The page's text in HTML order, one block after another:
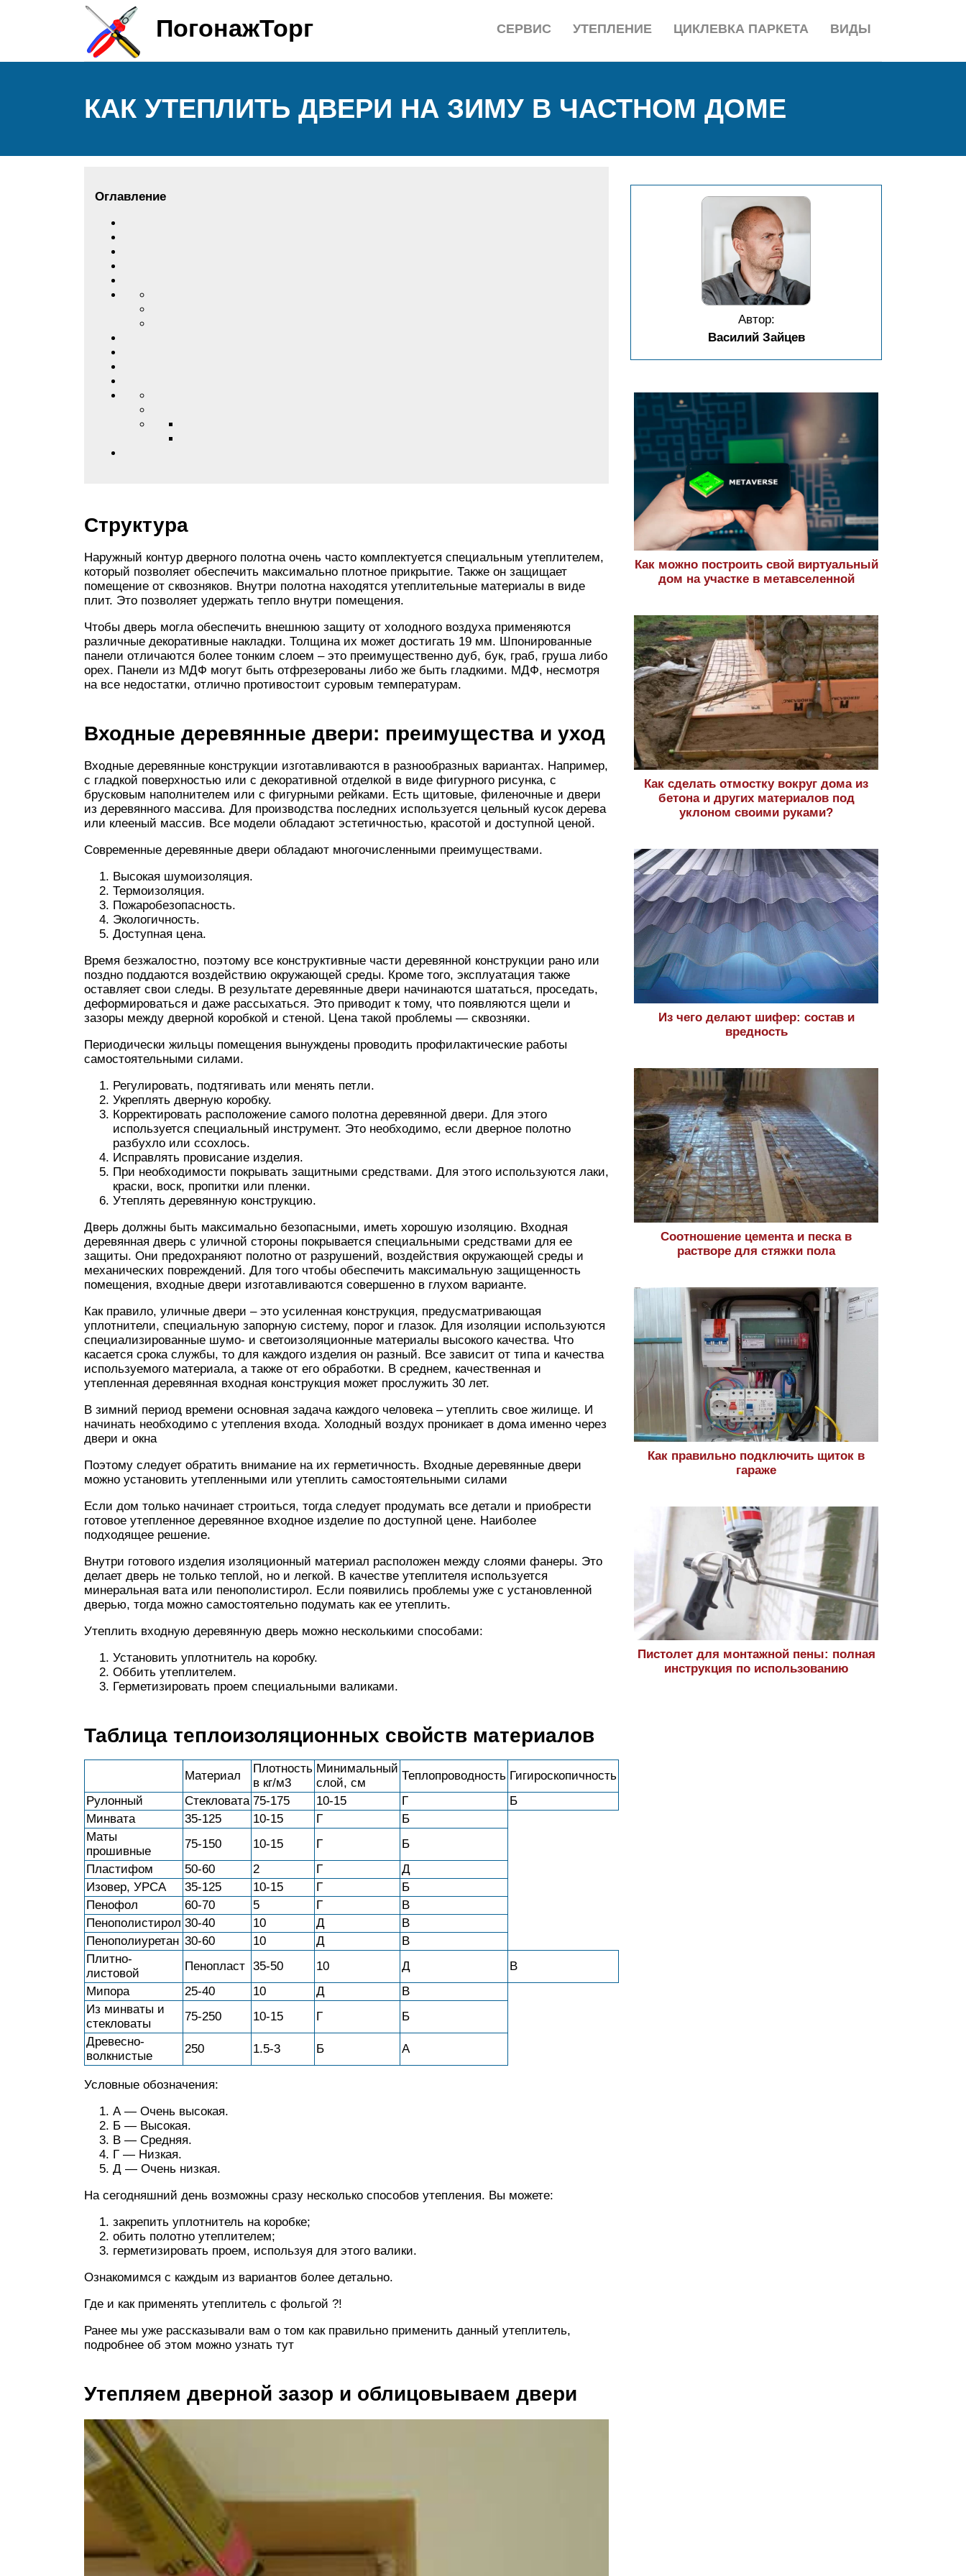
ПогонажТорг ВИДЫ
ЦИКЛЕВКА ПАРКЕТА
УТЕПЛЕНИЕ
СЕРВИС
КАК УТЕПЛИТЬ ДВЕРИ НА ЗИМУ В ЧАСТНОМ ДОМЕ
Оглавление
Структура
Наружный контур дверного полотна очень часто комплектуется специальным утеплителем,
который позволяет обеспечить максимально плотное прикрытие. Также он защищает
помещение от сквозняков. Внутри полотна находятся утеплительные материалы в виде
плит. Это позволяет удержать тепло внутри помещения.
Чтобы дверь могла обеспечить внешнюю защиту от холодного воздуха применяются
различные декоративные накладки. Толщина их может достигать 19 мм. Шпонированные
панели отличаются более тонким слоем – это преимущественно дуб, бук, граб, груша либо
орех. Панели из МДФ могут быть отфрезерованы либо же быть гладкими. МДФ, несмотря
на все недостатки, отлично противостоит суровым температурам.
Входные деревянные двери: преимущества и уход
Входные деревянные конструкции изготавливаются в разнообразных вариантах. Например,
с гладкой поверхностью или с декоративной отделкой в виде фигурного рисунка, с
брусковым наполнителем или с фигурными рейками. Есть щитовые, филеночные и двери
из деревянного массива. Для производства последних используется цельный кусок дерева
или клееный массив. Все модели обладают эстетичностью, красотой и доступной ценой.
Современные деревянные двери обладают многочисленными преимуществами.
Высокая шумоизоляция.
Термоизоляция.
Пожаробезопасность.
Экологичность.
Доступная цена.
Время безжалостно, поэтому все конструктивные части деревянной конструкции рано или
поздно поддаются воздействию окружающей среды. Кроме того, эксплуатация также
оставляет свои следы. В результате деревянные двери начинаются шататься, проседать,
деформироваться и даже рассыхаться. Это приводит к тому, что появляются щели и
зазоры между дверной коробкой и стеной. Цена такой проблемы — сквозняки.
Периодически жильцы помещения вынуждены проводить профилактические работы
самостоятельными силами.
Регулировать, подтягивать или менять петли.
Укреплять дверную коробку.
Корректировать расположение самого полотна деревянной двери. Для этого
используется специальный инструмент. Это необходимо, если дверное полотно
разбухло или ссохлось.
Исправлять провисание изделия.
При необходимости покрывать защитными средствами. Для этого используются лаки,
краски, воск, пропитки или пленки.
Утеплять деревянную конструкцию.
Дверь должны быть максимально безопасными, иметь хорошую изоляцию. Входная
деревянная дверь с уличной стороны покрывается специальными средствами для ее
защиты. Они предохраняют полотно от разрушений, воздействия окружающей среды и
механических повреждений. Для того чтобы обеспечить максимальную защищенность
помещения, входные двери изготавливаются совершенно в глухом варианте.
Как правило, уличные двери – это усиленная конструкция, предусматривающая
уплотнители, специальную запорную систему, порог и глазок. Для изоляции используются
специализированные шумо- и светоизоляционные материалы высокого качества. Что
касается срока службы, то для каждого изделия он разный. Все зависит от типа и качества
используемого материала, а также от его обработки. В среднем, качественная и
утепленная деревянная входная конструкция может прослужить 30 лет.
В зимний период времени основная задача каждого человека – утеплить свое жилище. И
начинать необходимо с утепления входа. Холодный воздух проникает в дома именно через
двери и окна
Поэтому следует обратить внимание на их герметичность. Входные деревянные двери
можно установить утепленными или утеплить самостоятельными силами
Если дом только начинает строиться, тогда следует продумать все детали и приобрести
готовое утепленное деревянное входное изделие по доступной цене. Наиболее
подходящее решение.
Внутри готового изделия изоляционный материал расположен между слоями фанеры. Это
делает дверь не только теплой, но и легкой. В качестве утеплителя используется
минеральная вата или пенополистирол. Если появились проблемы уже с установленной
дверью, тогда можно самостоятельно подумать как ее утеплить.
Утеплить входную деревянную дверь можно несколькими способами:
Установить уплотнитель на коробку.
Оббить утеплителем.
Герметизировать проем специальными валиками.
Таблица теплоизоляционных свойств материалов
Материал
Плотность
в кг/м3
Минимальный
слой, см
Теплопроводность Гигироскопичность
Рулонный
Стекловата 75-175 10-15 Г
Б
Минвата
35-125 10-15 Г
Б
Маты
прошивные
75-150 10-15 Г
Б
Пластифом
50-60 2 Г
Д
Изовер, УРСА
35-125 10-15 Г
Б
Пенофол
60-70 5 Г
В
Пенополистирол 30-40 10 Д
В
Пенополиуретан 30-60 10 Д
В
Плитно-
листовой
Пенопласт 35-50 10 Д
В
Мипора
25-40 10 Д
В
Из минваты и
стекловаты
75-250 10-15 Г
Б
Древесно-
волкнистые
250 1.5-3 Б А
Условные обозначения:
А — Очень высокая.
Б — Высокая.
В — Средняя.
Г — Низкая.
Д — Очень низкая.
На сегодняшний день возможны сразу несколько способов утепления. Вы можете:
закрепить уплотнитель на коробке;
обить полотно утеплителем;
герметизировать проем, используя для этого валики.
Ознакомимся с каждым из вариантов более детально.
Где и как применять утеплитель с фольгой ?!
Ранее мы уже рассказывали вам о том как правильно применить данный утеплитель,
подробнее об этом можно узнать тут
Утепляем дверной зазор и облицовываем двери
Автор:
Василий Зайцев
Как можно построить свой виртуальный
дом на участке в метавселенной
Как сделать отмостку вокруг дома из
бетона и других материалов под
уклоном своими руками?
Из чего делают шифер: состав и
вредность
Соотношение цемента и песка в
растворе для стяжки пола
Как правильно подключить щиток в
гараже
Пистолет для монтажной пены: полная
инструкция по использованию